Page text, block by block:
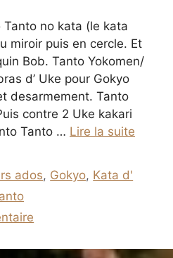
no kata (le kata
miroir puis en cercle. Et
Bob. Tanto Yokomen/
d’ Uke pour Gokyo
desarmement. Tanto
contre 2 Uke kakari
Tanto … Lire la suite
ados, Gokyo, Kata d'